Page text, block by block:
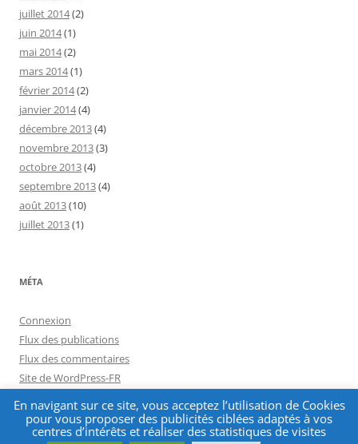
juillet 2014(2)
juin 2014(1)
mai 2014(2)
mars 2014(1)
février 2014(2)
janvier 2014(4)
décembre 2013(4)
novembre 2013(3)
octobre 2013(4)
septembre 2013(4)
août 2013(10)
juillet 2013(1)
MÉTA
Connexion
Flux des publications
Flux des commentaires
Site de WordPress-FR
En navigant sur ce site, vous acceptez l’utilisation de Cookies
pour vous proposer des publicités ciblées adaptés à vos
centres d’intérêts et réaliser des statistiques de visites